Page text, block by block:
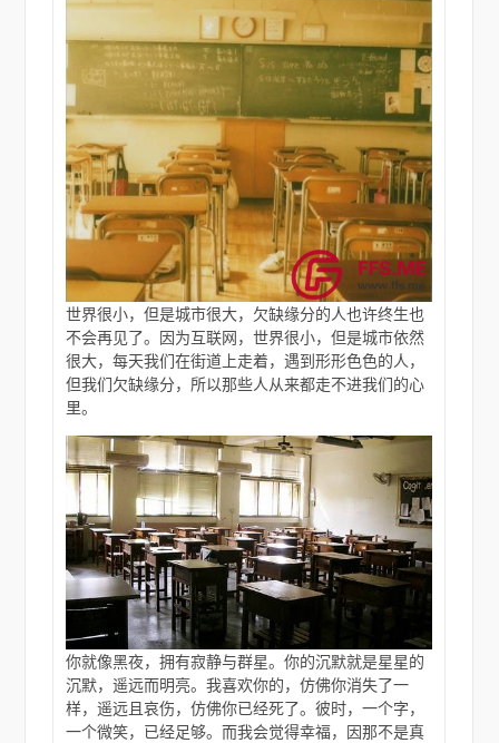
世界很小，但是城市很大，欠缺缘分的人也许终生也
不会再见了。因为互联网，世界很小，但是城市依然
很大，每天我们在街道上走着，遇到形形色色的人，
但我们欠缺缘分，所以那些人从来都走不进我们的心
里。
你就像黑夜，拥有寂静与群星。你的沉默就是星星的
沉默，遥远而明亮。我喜欢你的，仿佛你消失了一
样，遥远且哀伤，仿佛你已经死了。彼时，一个字，
一个微笑，已经足够。而我会觉得幸福，因那不是真